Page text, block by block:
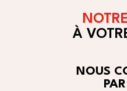
À
NOUS